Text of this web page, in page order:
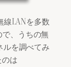
線LANを多数
、うちの無
ルを調べてみ
は